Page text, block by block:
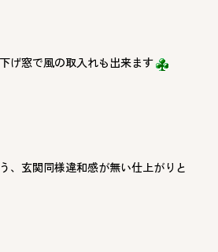
げ窓で風の取入れも出来ます
、玄関同様違和感が無い仕上がりと